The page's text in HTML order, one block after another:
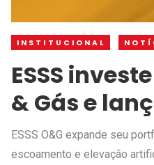
INSTITUCIONAL
ESSS
& Gás e
ESSS O&G expande seu
escoamento e elevação